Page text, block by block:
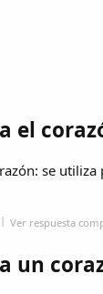
el
se
Ver respuesta
un